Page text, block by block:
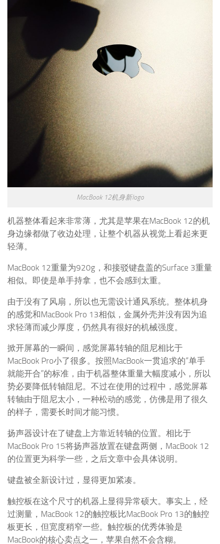
MacBook 12机身新logo
机器整体看起来非常薄，尤其是苹果在MacBook 12的机
身边缘都做了收边处理，让整个机器从视觉上看起来更
轻薄。
MacBook 12重量为920g，和接驳键盘盖的Surface 3重量
相似。即使是单手持拿，也不会感到太重。
由于没有了风扇，所以也无需设计通风系统。整体机身
的感觉和MacBook Pro 13相似，金属外壳并没有因为追
求轻薄而减少厚度，仍然具有很好的机械强度。
掀开屏幕的一瞬间，感觉屏幕转轴的阻尼相比于
MacBook Pro小了很多。按照MacBook一贯追求的“单手
就能开合”的标准，由于机器整体重量大幅度减小，所以
势必要降低转轴阻尼。不过在使用的过程中，感觉屏幕
转轴由于阻尼太小，一种松动的感觉，仿佛是用了很久
的样子，需要长时间才能习惯。
扬声器设计在了键盘上方靠近转轴的位置。相比于
MacBook Pro 15将扬声器放置在键盘两侧，MacBook 12
的位置更为科学一些，之后文章中会具体说明。
键盘被全新设计过，显得更加紧凑。
触控板在这个尺寸的机器上显得异常硕大。事实上，经
过测量，MacBook 12的触控板比MacBook Pro 13的触控
板更长，但宽度稍窄一些。触控板的优秀体验是
MacBook的核心卖点之一，苹果自然不会含糊。